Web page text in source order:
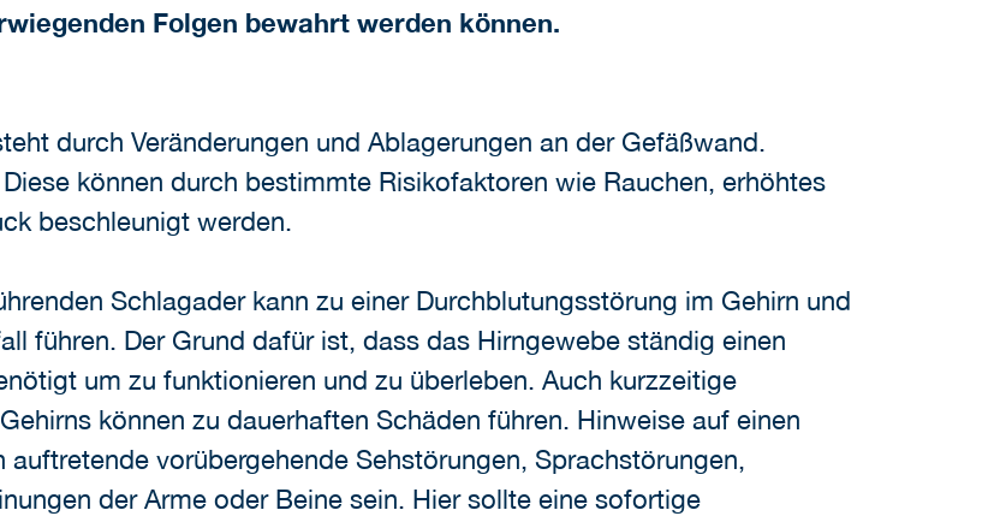
Folgen bewahrt werden können.
durch Veränderungen und Ablagerungen an der Gefäßwand.
können durch bestimmte Risikofaktoren wie Rauchen, erhöhtes
beschleunigt werden.
Schlagader kann zu einer Durchblutungsstörung im Gehirn und
führen. Der Grund dafür ist, dass das Hirngewebe ständig einen
um zu funktionieren und zu überleben. Auch kurzzeitige
können zu dauerhaften Schäden führen. Hinweise auf einen
vorübergehende Sehstörungen, Sprachstörungen,
der Arme oder Beine sein. Hier sollte eine sofortige